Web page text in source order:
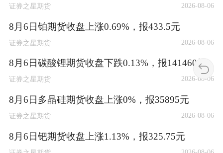
证券之星期货 2026-08-06
8月6日铂期货收盘上涨0.69%，报433.5元
证券之星期货 2026-08-06
8月6日碳酸锂期货收盘下跌0.13%，报141460元
证券之星期货 2026-08-06
8月6日多晶硅期货收盘上涨0%，报35895元
证券之星期货 2026-08-06
8月6日钯期货收盘上涨1.13%，报325.75元